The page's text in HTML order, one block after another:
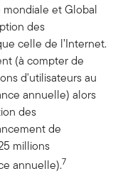
et Global
des
celle de l’Internet.
(à compter de
d'utilisateurs au
annuelle) alors
des
de
millions
annuelle).7